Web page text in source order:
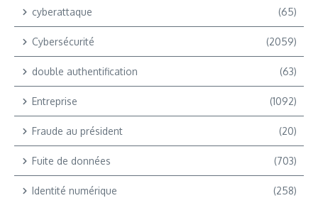
cyberattaque (65)
Cybersécurité (2059)
double authentification (63)
Entreprise (1092)
Fraude au président (20)
Fuite de données (703)
Identité numérique (258)